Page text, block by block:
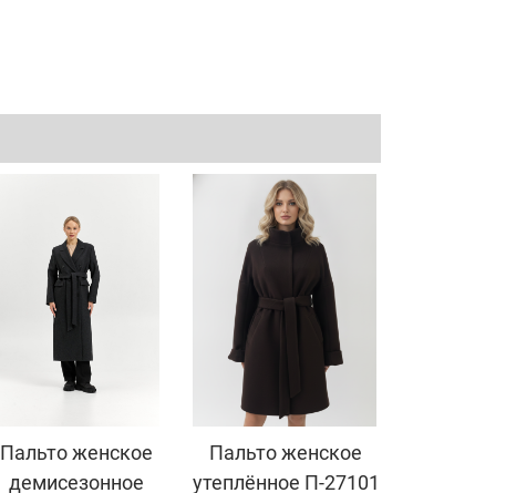
Пальто женское
демисезонное
Пальто женское
утеплённое П-27101